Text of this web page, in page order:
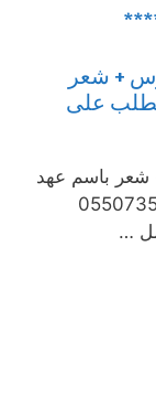
+ شعر
على
شعر باسم عهد
عهد للطلب على 0550735121
…